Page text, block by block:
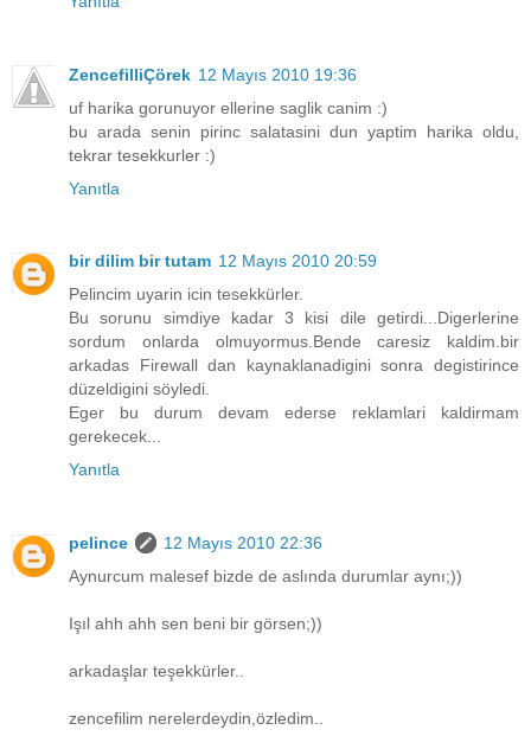
ZencefilliÇörek 12 Mayıs 2010 19:36
uf harika gorunuyor ellerine saglik canim :)
bu arada senin pirinc salatasini dun yaptim harika oldu,
tekrar tesekkurler :)
Yanıtla
bir dilim bir tutam 12 Mayıs 2010 20:59
Pelincim uyarin icin tesekkürler.
Bu sorunu simdiye kadar 3 kisi dile getirdi...Digerlerine
sordum onlarda olmuyormus.Bende caresiz kaldim.bir
arkadas Firewall dan kaynaklanadigini sonra degistirince
düzeldigini söyledi.
Eger bu durum devam ederse reklamlari kaldirmam
gerekecek...
Yanıtla
pelince
12 Mayıs 2010 22:36
Aynurcum malesef bizde de aslında durumlar aynı;))
Işıl ahh ahh sen beni bir görsen;))
arkadaşlar teşekkürler..
zencefilim nerelerdeydin,özledim..